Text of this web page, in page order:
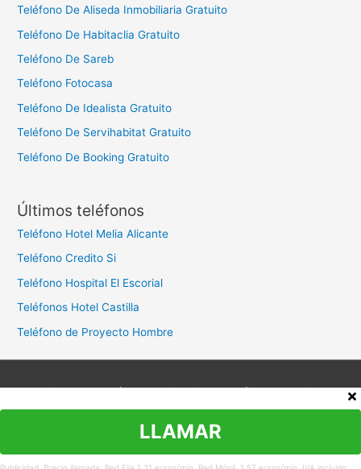
:
Teléfono De Aliseda Inmobiliaria Gratuito
Teléfono De Habitaclia Gratuito
Teléfono De Sareb
Teléfono Fotocasa
Teléfono De Idealista Gratuito
Teléfono De Servihabitat Gratuito
Teléfono De Booking Gratuito
Últimos teléfonos
Teléfono Hotel Melia Alicante
Teléfono Credito Si
Teléfono Hospital El Escorial
Teléfonos Hotel Castilla
Teléfono de Proyecto Hombre
Aviso legal Política de privacidad
Política de cookies
Contacto
LLAMAR